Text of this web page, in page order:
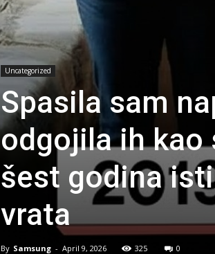
Uncategorized
Spasila sam
odgojila ih kao
šest godina
vrata
By Samsung - April 9, 2026 325 0